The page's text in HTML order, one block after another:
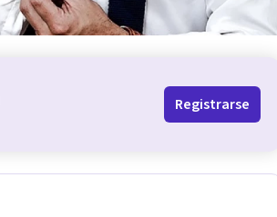
Registrarse